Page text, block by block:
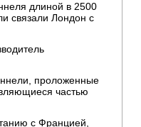
длиной в 2500
связали Лондон с
проложенные
частью
с Францией,